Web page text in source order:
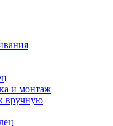
и монтаж
вручную